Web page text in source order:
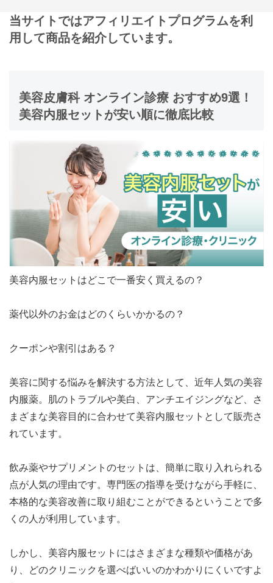
当サイトではアフィリエイトプログラムを利
用して商品を紹介しています。
美容皮膚科 オンライン診療 おすすめ9選！
美容内服セットが安い順に徹底比較
美容内服セットはどこで一番安く買えるの？
薬代以外のお金はどのくらいかかるの？
クーポンや割引はある？
美容に関する悩みを解決する方法として、近年人気の美容
内服薬。肌のトラブルや美白、アンチエイジングなど、さ
まざまな美容目的に合わせて美容内服セットとして販売さ
れています。
飲み薬やサプリメントのセットは、簡単に取り入れられる
点が人気の理由です。専門医の指導を受けながら手軽に、
本格的な美容改善に取り組むことができるということで多
くの人が利用しています。
しかし、美容内服セットにはさまざまな種類や価格があ
り、どのクリニックを選べばいいのかわかりにくいですよ